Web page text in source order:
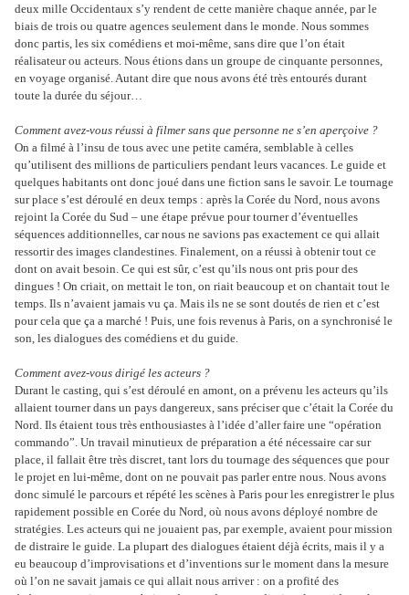
deux mille Occidentaux s’y rendent de cette manière chaque année, par le
biais de trois ou quatre agences seulement dans le monde. Nous sommes
donc partis, les six comédiens et moi-même, sans dire que l’on était
réalisateur ou acteurs. Nous étions dans un groupe de cinquante personnes,
en voyage organisé. Autant dire que nous avons été très entourés durant
toute la durée du séjour…
Comment avez-vous réussi à filmer sans que personne ne s’en aperçoive ?
On a filmé à l’insu de tous avec une petite caméra, semblable à celles
qu’utilisent des millions de particuliers pendant leurs vacances. Le guide et
quelques habitants ont donc joué dans une fiction sans le savoir. Le tournage
sur place s’est déroulé en deux temps : après la Corée du Nord, nous avons
rejoint la Corée du Sud – une étape prévue pour tourner d’éventuelles
séquences additionnelles, car nous ne savions pas exactement ce qui allait
ressortir des images clandestines. Finalement, on a réussi à obtenir tout ce
dont on avait besoin. Ce qui est sûr, c’est qu’ils nous ont pris pour des
dingues ! On criait, on mettait le ton, on riait beaucoup et on chantait tout le
temps. Ils n’avaient jamais vu ça. Mais ils ne se sont doutés de rien et c’est
pour cela que ça a marché ! Puis, une fois revenus à Paris, on a synchronisé le
son, les dialogues des comédiens et du guide.
Comment avez-vous dirigé les acteurs ?
Durant le casting, qui s’est déroulé en amont, on a prévenu les acteurs qu’ils
allaient tourner dans un pays dangereux, sans préciser que c’était la Corée du
Nord. Ils étaient tous très enthousiastes à l’idée d’aller faire une “opération
commando”. Un travail minutieux de préparation a été nécessaire car sur
place, il fallait être très discret, tant lors du tournage des séquences que pour
le projet en lui-même, dont on ne pouvait pas parler entre nous. Nous avons
donc simulé le parcours et répété les scènes à Paris pour les enregistrer le plus
rapidement possible en Corée du Nord, où nous avons déployé nombre de
stratégies. Les acteurs qui ne jouaient pas, par exemple, avaient pour mission
de distraire le guide. La plupart des dialogues étaient déjà écrits, mais il y a
eu beaucoup d’improvisations et d’inventions sur le moment dans la mesure
où l’on ne savait jamais ce qui allait nous arriver : on a profité des